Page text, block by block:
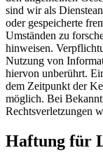
sind wir als
oder gespeicherte
Umständen zu
hinweisen.
Nutzung von
hiervon unberührt.
dem Zeitpunkt der
möglich. Bei
Rechtsverletzungen
Haftung für